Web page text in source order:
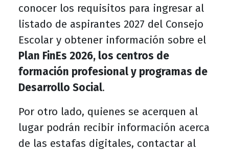
conocer los requisitos para ingresar al
listado de aspirantes 2027 del Consejo
Escolar y obtener información sobre el
Plan FinEs 2026, los centros de
formación profesional y programas de
Desarrollo Social.
Por otro lado, quienes se acerquen al
lugar podrán recibir información acerca
de las estafas digitales, contactar al